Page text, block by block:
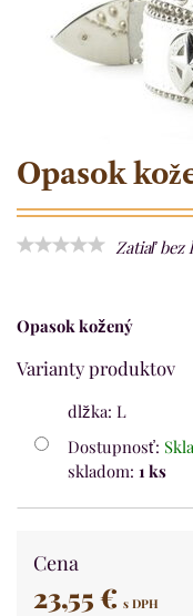
Opasok
Zatiaľ bez
Opasok kožený
Varianty produktov
dlžka: L
Dostupnosť:
skladom: 1 ks
Cena
23,55 € s DPH